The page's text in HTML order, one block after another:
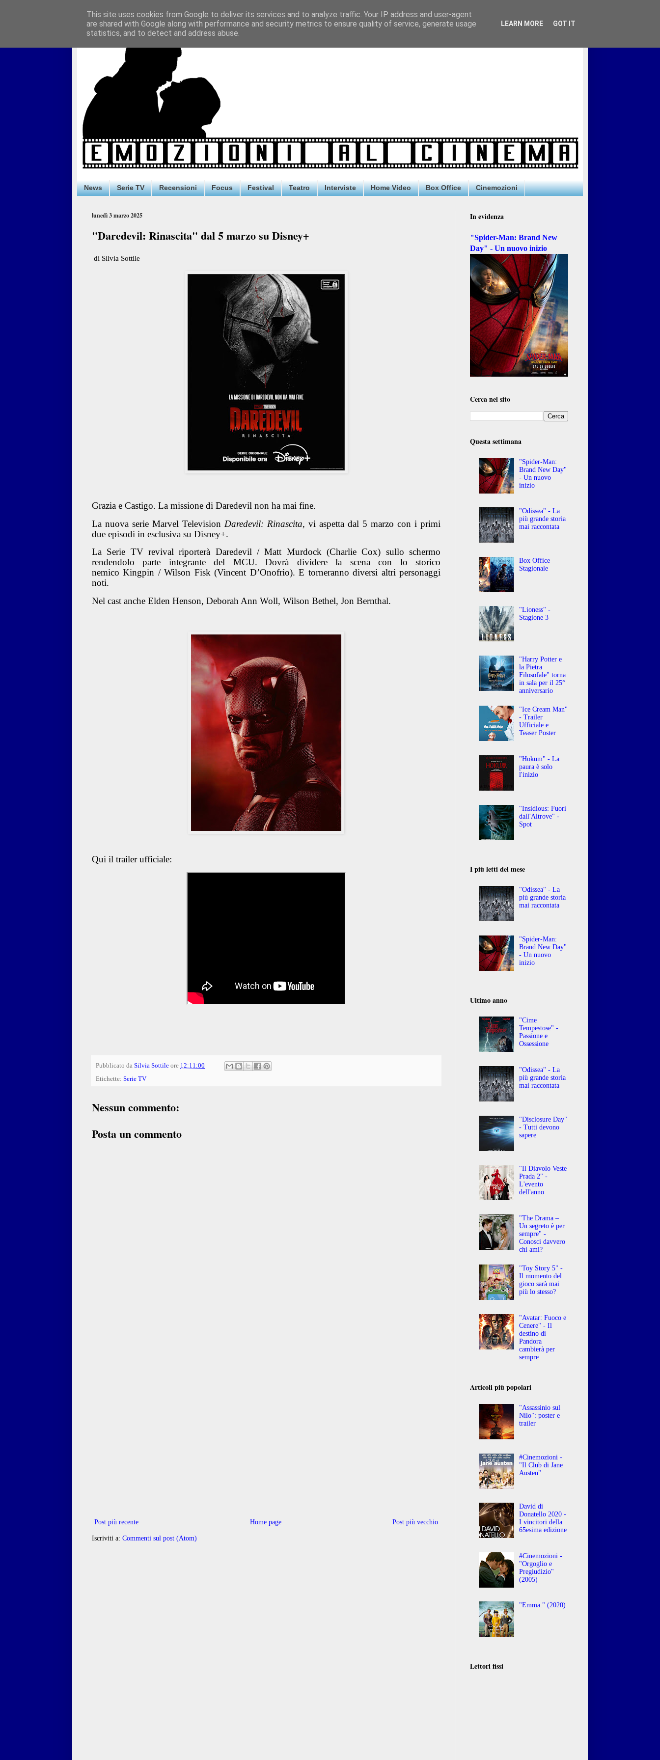
News Serie TV Recensioni Focus Festival Teatro Interviste Home Video Box Office Cinemozioni
lunedì 3 marzo 2025
"Daredevil: Rinascita" dal 5 marzo su Disney+
di Silvia Sottile
Grazia e Castigo. La missione di Daredevil non ha mai fine.
La nuova serie Marvel Television Daredevil: Rinascita, vi aspetta dal 5 marzo con i primi
due episodi in esclusiva su Disney+.
La Serie TV revival riporterà Daredevil / Matt Murdock (Charlie Cox) sullo schermo
rendendolo parte integrante del MCU. Dovrà dividere la scena con lo storico
nemico Kingpin / Wilson Fisk (Vincent D’Onofrio). E torneranno diversi altri personaggi
noti.
Nel cast anche Elden Henson, Deborah Ann Woll, Wilson Bethel, Jon Bernthal.
Qui il trailer ufficiale:
Pubblicato da Silvia Sottile ore 12:11:00
Etichette: Serie TV
Nessun commento:
Posta un commento
Post più recente Post più vecchio
Home page
Iscriviti a: Commenti sul post (Atom)
In evidenza
"Spider-Man: Brand New
Day" - Un nuovo inizio
Cerca nel sito
Questa settimana
"Spider-Man:
Brand New Day"
- Un nuovo
inizio
"Odissea" - La
più grande storia
mai raccontata
Box Office
Stagionale
"Lioness" -
Stagione 3
"Harry Potter e
la Pietra
Filosofale" torna
in sala per il 25°
anniversario
"Ice Cream Man"
- Trailer
Ufficiale e
Teaser Poster
"Hokum" - La
paura è solo
l'inizio
"Insidious: Fuori
dall'Altrove" -
Spot
I più letti del mese
"Odissea" - La
più grande storia
mai raccontata
"Spider-Man:
Brand New Day"
- Un nuovo
inizio
Ultimo anno
"Cime
Tempestose" -
Passione e
Ossessione
"Odissea" - La
più grande storia
mai raccontata
"Disclosure Day"
- Tutti devono
sapere
"Il Diavolo Veste
Prada 2" -
L'evento
dell'anno
"The Drama –
Un segreto è per
sempre" -
Conosci davvero
chi ami?
"Toy Story 5" -
Il momento del
gioco sarà mai
più lo stesso?
"Avatar: Fuoco e
Cenere" - Il
destino di
Pandora
cambierà per
sempre
Articoli più popolari
"Assassinio sul
Nilo": poster e
trailer
#Cinemozioni -
"Il Club di Jane
Austen"
David di
Donatello 2020 -
I vincitori della
65esima edizione
#Cinemozioni -
"Orgoglio e
Pregiudizio"
(2005)
"Emma." (2020)
Lettori fissi
This site uses cookies from Google to deliver its services and to analyze traffic. Your IP address and user-agent
are shared with Google along with performance and security metrics to ensure quality of service, generate usage
statistics, and to detect and address abuse.
LEARN MORE GOT IT